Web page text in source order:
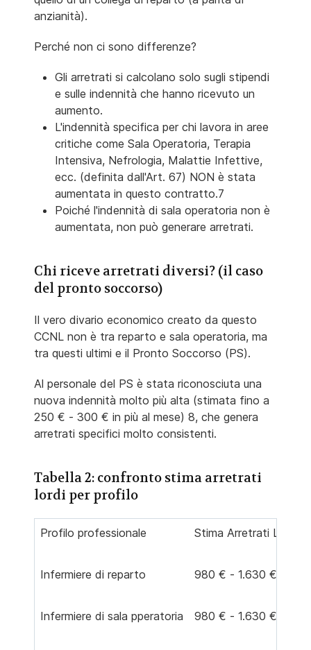
anzianità).
Perché non ci sono differenze?
Gli arretrati si calcolano solo sugli stipendi
e sulle indennità che hanno ricevuto un
aumento.
L'indennità specifica per chi lavora in aree
critiche come Sala Operatoria, Terapia
Intensiva, Nefrologia, Malattie Infettive,
ecc. (definita dall'Art. 67) NON è stata
aumentata in questo contratto.7
Poiché l'indennità di sala operatoria non è
aumentata, non può generare arretrati.
Chi riceve arretrati diversi? (il caso
del pronto soccorso)
Il vero divario economico creato da questo
CCNL non è tra reparto e sala operatoria, ma
tra questi ultimi e il Pronto Soccorso (PS).
Al personale del PS è stata riconosciuta una
nuova indennità molto più alta (stimata fino a
250 € - 300 € in più al mese) 8, che genera
arretrati specifici molto consistenti.
Tabella 2: confronto stima arretrati
lordi per profilo
Profilo professionale Stima Arretrati Lordi
Infermiere di reparto 980 € - 1.630 € 5
Infermiere di sala pperatoria 980 € - 1.630 € 5